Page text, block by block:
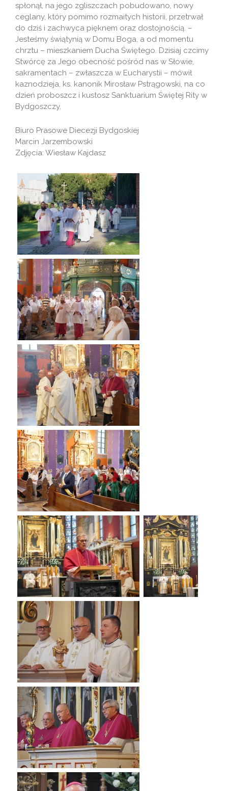
spłonął, na jego zgliszczach pobudowano, nowy
ceglany, który pomimo rozmaitych historii, przetrwał
do dziś i zachwyca pięknem oraz dostojnością. –
Jesteśmy świątynią w Domu Boga, a od momentu
chrztu – mieszkaniem Ducha Świętego. Dzisiaj czcimy
Stwórcę za Jego obecność pośród nas w Słowie,
sakramentach – zwłaszcza w Eucharystii – mówił
kaznodzieja, ks. kanonik Mirosław Pstrągowski, na co
dzień proboszcz i kustosz Sanktuarium Świętej Rity w
Bydgoszczy.
Biuro Prasowe Diecezji Bydgoskiej
Marcin Jarzembowski
Zdjęcia: Wiesław Kajdasz